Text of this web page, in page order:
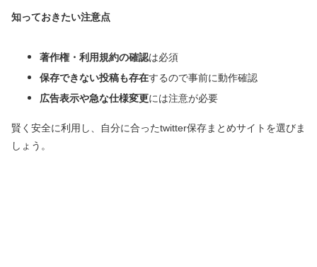
知っておきたい注意点
著作権・利用規約の確認は必須
保存できない投稿も存在するので事前に動作確認
広告表示や急な仕様変更には注意が必要
賢く安全に利用し、自分に合ったtwitter保存まとめサイトを選びま
しょう。